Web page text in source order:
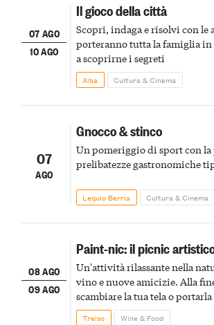
07 AGO
10 AGO
Il gioco della città
Scopri, indaga e risolvi con le
porteranno tutta la famiglia
a scoprirne i segreti
Alba Cultura & Cinema
07
AGO
Gnocco & stinco
Un pomeriggio di sport con la
prelibatezze gastronomiche
Lequio Berria Cultura & Cinema
08 AGO
09 AGO
Paint-nic: il picnic
Un'attività rilassante nella
vino e nuove amicizie. Alla
scambiare la tua tela o portarla
Treiso Wine & Food